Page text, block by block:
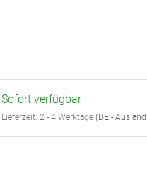
Sofort verfügbar
Lieferzeit: 2 - 4 Werktage (DE -